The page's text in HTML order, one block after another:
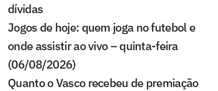
dívidas
Jogos de hoje: quem joga no futebol e
onde assistir ao vivo – quinta-feira
(06/08/2026)
Quanto o Vasco recebeu de premiação